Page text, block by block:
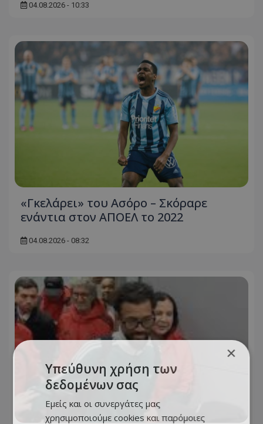
04.08.2026 - 10:33
«Γκελάρει» του Ασόρο – Σκόραρε
ενάντια στον ΑΠΟΕΛ το 2022
04.08.2026 - 08:32
×
Υπεύθυνη χρήση των
δεδομένων σας
Εμείς και οι συνεργάτες μας
χρησιμοποιούμε cookies και παρόμοιες